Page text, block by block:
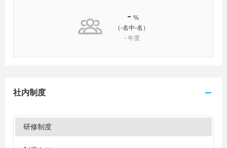
- %
（-名中-名）
- 年度
社内制度
研修制度